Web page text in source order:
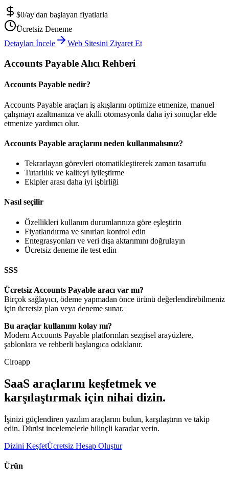
$0/ay'dan başlayan fiyatlarla
Ücretsiz Deneme
Detayları İncele
Web Sitesini Ziyaret Et
Accounts Payable Alıcı Rehberi
Accounts Payable nedir?
Accounts Payable araçları iş akışlarını optimize etmenize, manuel
çalışmayı azaltmanıza ve akıllı otomasyonla daha iyi sonuçlar elde
etmenize yardımcı olur.
Accounts Payable araçlarını neden kullanmalısınız?
Tekrarlayan görevleri otomatikleştirerek zaman tasarrufu
Tutarlılık ve kaliteyi iyileştirme
Ekipler arası daha iyi işbirliği
Nasıl seçilir
Özellikleri kullanım durumlarınıza göre eşleştirin
Fiyatlandırma ve sınırları kontrol edin
Entegrasyonları ve veri dışa aktarımını doğrulayın
Ücretsiz deneme ile test edin
SSS
Ücretsiz Accounts Payable aracı var mı?
Birçok sağlayıcı, ödeme yapmadan önce ürünü değerlendirebilmeniz
için ücretsiz plan veya deneme sunar.
Bu araçlar kullanımı kolay mı?
Modern Accounts Payable platformları sezgisel arayüzlere,
şablonlara ve rehberli başlangıca odaklanır.
Ciroapp
SaaS araçlarını keşfetmek ve
karşılaştırmak için nihai dizin.
İşinizi güçlendiren yazılım araçlarını bulun, karşılaştırın ve takip
edin. Dürüst incelemelerle bilinçli kararlar verin.
Dizini KeşfetÜcretsiz Hesap Oluştur
Ürün